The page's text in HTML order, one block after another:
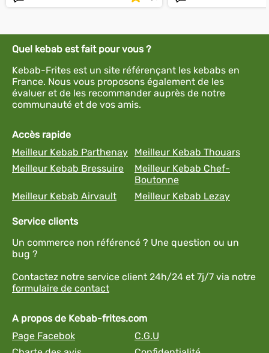
Quel kebab est fait pour vous ?
Kebab-Frites est un site référençant les kebabs en
France. Nous vous proposons également de les
évaluer et de les recommander auprès de notre
communauté et de vos amis.
Accès rapide
Meilleur Kebab Parthenay
Meilleur Kebab Thouars
Meilleur Kebab Bressuire
Meilleur Kebab Chef-
Boutonne
Meilleur Kebab Airvault
Meilleur Kebab Lezay
Service clients
Un commerce non référencé ? Une question ou un
bug ?
Contactez notre service client 24h/24 et 7j/7 via notre
formulaire de contact
A propos de Kebab-frites.com
Page Facebok
C.G.U